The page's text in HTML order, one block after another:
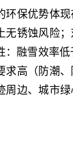
环保优势体现
无锈蚀风险
：融雪效率
求高（防潮
周边、城市